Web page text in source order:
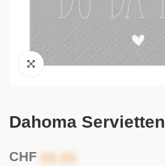
Dahoma Servietten
CHF